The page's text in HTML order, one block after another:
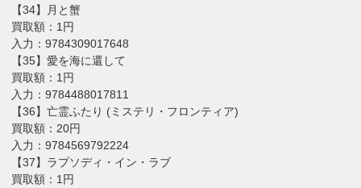
【34】月と蟹
買取額：1円
入力：9784309017648
【35】愛を海に還して
買取額：1円
入力：9784488017811
【36】亡霊ふたり (ミステリ・フロンティア)
買取額：20円
入力：9784569792224
【37】ラプソディ・イン・ラブ
買取額：1円